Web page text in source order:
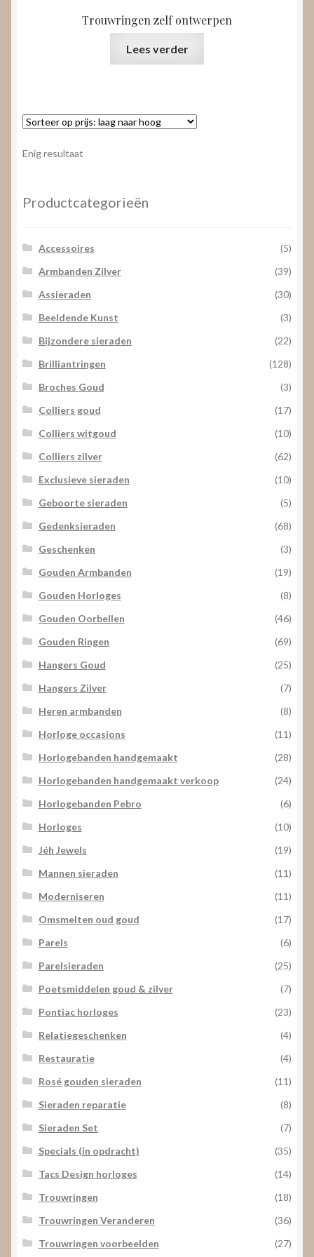
Trouwringen zelf ontwerpen
Lees verder
Enig resultaat
Productcategorieën
Accessoires
(5)
Armbanden Zilver
(39)
Assieraden
(30)
Beeldende Kunst
(3)
Bijzondere sieraden
(22)
Brilliantringen
(128)
Broches Goud
(3)
Colliers goud
(17)
Colliers witgoud
(10)
Colliers zilver
(62)
Exclusieve sieraden
(10)
Geboorte sieraden
(5)
Gedenksieraden
(68)
Geschenken
(3)
Gouden Armbanden
(19)
Gouden Horloges
(8)
Gouden Oorbellen
(46)
Gouden Ringen
(69)
Hangers Goud
(25)
Hangers Zilver
(7)
Heren armbanden
(8)
Horloge occasions
(11)
Horlogebanden handgemaakt
(28)
Horlogebanden handgemaakt verkoop
(24)
Horlogebanden Pebro
(6)
Horloges
(10)
Jéh Jewels
(19)
Mannen sieraden
(11)
Moderniseren
(11)
Omsmelten oud goud
(17)
Parels
(6)
Parelsieraden
(25)
Poetsmiddelen goud & zilver
(7)
Pontiac horloges
(23)
Relatiegeschenken
(4)
Restauratie
(4)
Rosé gouden sieraden
(11)
Sieraden reparatie
(8)
Sieraden Set
(7)
Specials (in opdracht)
(35)
Tacs Design horloges
(14)
Trouwringen
(18)
Trouwringen Veranderen
(36)
Trouwringen voorbeelden
(27)